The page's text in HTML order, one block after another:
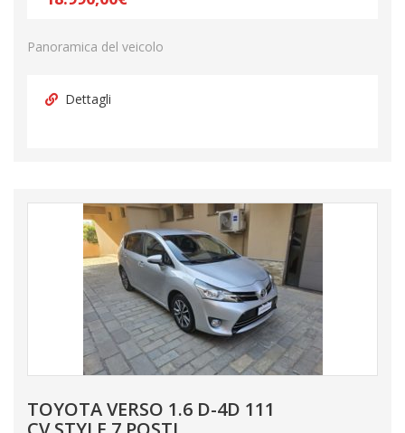
Panoramica del veicolo
Dettagli
TOYOTA VERSO 1.6 D-4D 111